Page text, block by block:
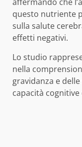
questo nutriente
sulla salute
effetti negativi.
Lo studio
nella
gravidanza e
capacità